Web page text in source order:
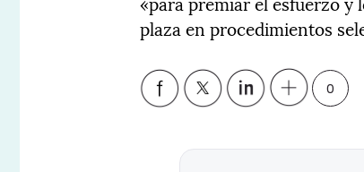
plaza en procedimientos
0